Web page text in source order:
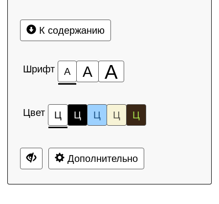
К содержанию
Шрифт А А А
Цвет Ц Ц Ц Ц Ц
Дополнительно